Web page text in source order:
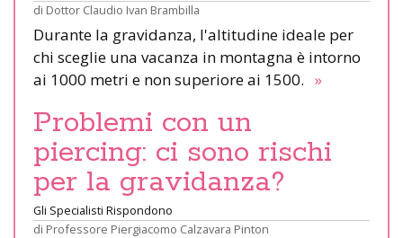
di Dottor Claudio Ivan Brambilla
Durante la gravidanza, l'altitudine ideale per
chi sceglie una vacanza in montagna è intorno
ai 1000 metri e non superiore ai 1500. »
Problemi con un
piercing: ci sono rischi
per la gravidanza?
Gli Specialisti Rispondono
di Professore Piergiacomo Calzavara Pinton